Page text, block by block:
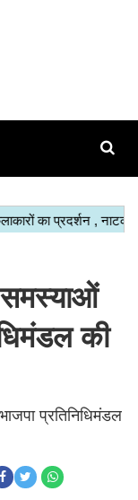
की
प्रतिनिधिमंडल